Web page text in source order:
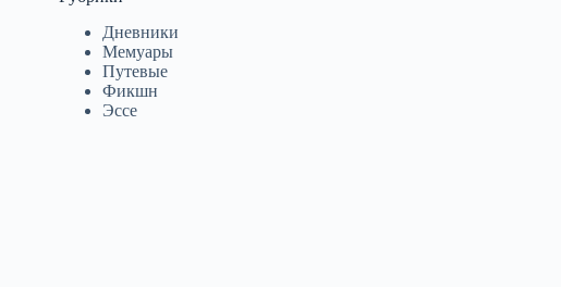
Дневники
Мемуары
Путевые
Фикшн
Эссе